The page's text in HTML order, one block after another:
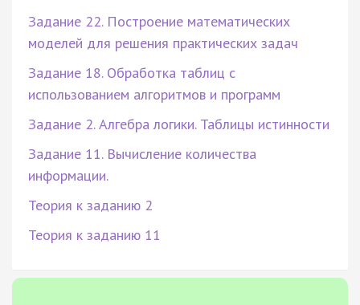
Задание 22. Построение математических
моделей для решения практических задач
Задание 18. Обработка таблиц с
использованием алгоритмов и программ
Задание 2. Алгебра логики. Таблицы истинности
Задание 11. Вычисление количества
информации.
Теория к заданию 2
Теория к заданию 11